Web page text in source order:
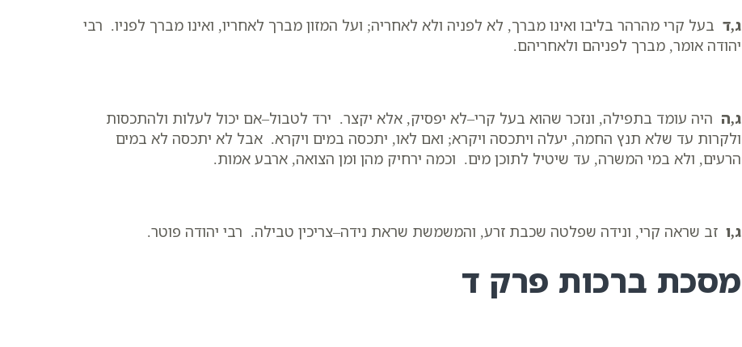
ג,ד בעל קרי מהרהר בליבו ואינו מברך, לא לפניה ולא לאחריה; ועל המזון מברך לאחריו, ואינו מברך לפניו. רבי
יהודה אומר, מברך לפניהם ולאחריהם.
ג,ה היה עומד בתפילה, ונזכר שהוא בעל קרי–לא יפסיק, אלא יקצר. ירד לטבול–אם יכול לעלות ולהתכסות
ולקרות עד שלא תנץ החמה, יעלה ויתכסה ויקרא; ואם לאו, יתכסה במים ויקרא. אבל לא יתכסה לא במים
הרעים, ולא במי המשרה, עד שיטיל לתוכן מים. וכמה ירחיק מהן ומן הצואה, ארבע אמות.
ג,ו זב שראה קרי, ונידה שפלטה שכבת זרע, והמשמשת שראת נידה–צריכין טבילה. רבי יהודה פוטר.
מסכת ברכות פרק ד